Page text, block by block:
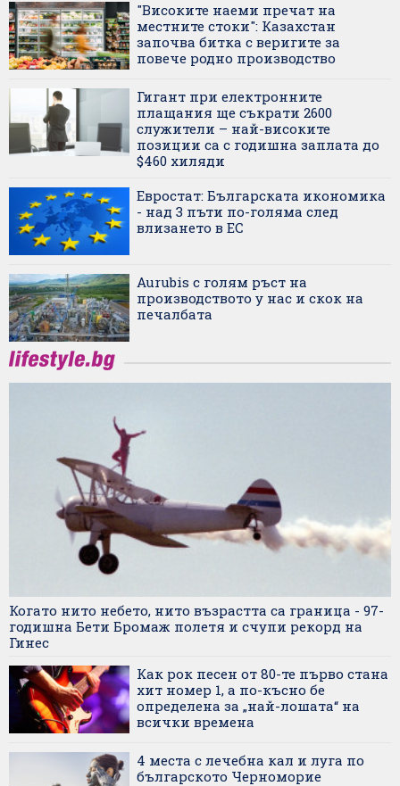
"Високите наеми пречат на
местните стоки": Казахстан
започва битка с веригите за
повече родно производство
Гигант при електронните
плащания ще съкрати 2600
служители – най-високите
позиции са с годишна заплата до
$460 хиляди
Евростат: Българската икономика
- над 3 пъти по-голяма след
влизането в ЕС
Aurubis с голям ръст на
производството у нас и скок на
печалбата
Когато нито небето, нито възрастта са граница - 97-
годишна Бети Бромаж полетя и счупи рекорд на
Гинес
Как рок песен от 80-те първо стана
хит номер 1, а по-късно бе
определена за „най-лошата“ на
всички времена
4 места с лечебна кал и луга по
българското Черноморие